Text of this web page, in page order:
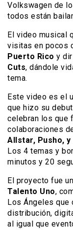
Volkswagen de
todos están
El video musical
visitas en pocos
Puerto Rico y
Cuts, dándole
tema.
Este video es el
que hizo su
celebran los que
colaboraciones
Allstar, Pusho,
Los 4 temas y
minutos y 20
El proyecto fue
Talento Uno,
Los Ángeles
distribución,
al igual que